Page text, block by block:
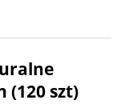
(120 szt)